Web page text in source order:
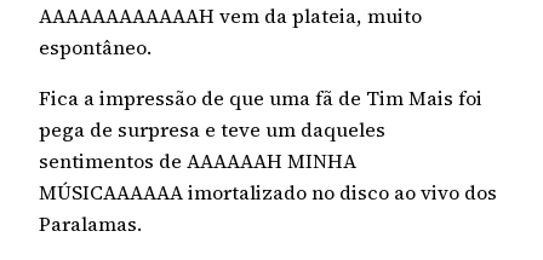
AAAAAAAAAAAAH vem da plateia, muito
espontâneo.
Fica a impressão de que uma fã de Tim Mais foi
pega de surpresa e teve um daqueles
sentimentos de AAAAAAH MINHA
MÚSICAAAAAA imortalizado no disco ao vivo dos
Paralamas.